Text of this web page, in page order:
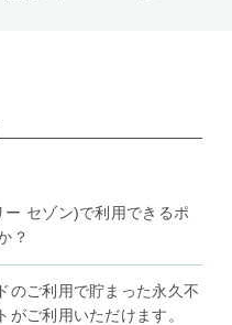
セゾン)で利用できるポ
？
のご利用で貯まった永久不
ご利用いただけます。